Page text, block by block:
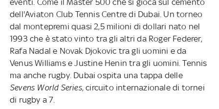
dell'Aviaton Club Tennis Centre di Dubai. Un torneo
dal montepremi quasi 2,5 milioni di dollari nato nel
1993 che è stato vinto tra gli altri da Roger Federer,
Rafa Nadal e Novak Djokovic tra gli uomini e da
Venus Williams e Justine Henin tra gli uomini. Tennis
ma anche rugby. Dubai ospita una tappa delle
Sevens World Series, circuito internazionale di tornei
di rugby a 7.